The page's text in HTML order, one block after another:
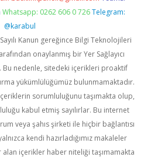
Whatsapp: 0262 606 0 726 Telegram:
@karabul
Kanun gereğince Bilgi Teknolojileri
onaylanmış bir Yer Sağlayıcı
nedenle, sitedeki içerikleri proaktif
yükümlülüğümüz bulunmamaktadır.
sorumluluğunu taşımakta olup,
kabul etmiş sayılırlar. Bu internet
veya şahıs şirketi ile hiçbir bağlantısı
kendi hazırladığımız makaleler
alan içerikler haber niteliği taşımamakta